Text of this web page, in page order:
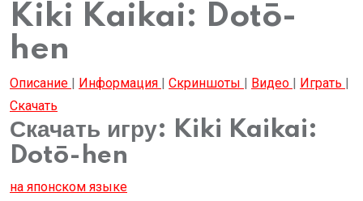
Kiki Kaikai: Dotō-
hen
Описание | Информация | Скриншоты | Видео | Играть |
Скачать
Скачать игру: Kiki Kaikai:
Dotō-hen
на японском языке